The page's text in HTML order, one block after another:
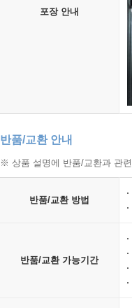
포장 안내
반품/교환 안내
※ 상품 설명에 반품/교환과 관
반품/교환 방법
반품/교환 가능기간